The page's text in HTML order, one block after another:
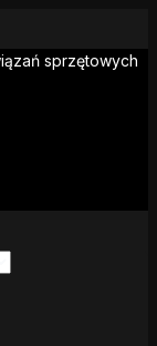
sprzętowych